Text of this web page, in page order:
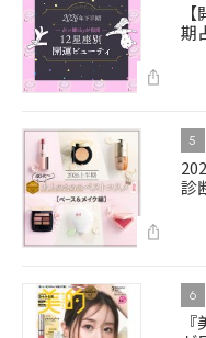
期
5
診
6